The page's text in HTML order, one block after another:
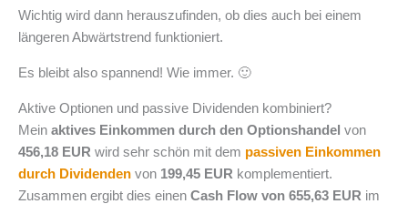
Wichtig wird dann herauszufinden, ob dies auch bei einem
längeren Abwärtstrend funktioniert.
Es bleibt also spannend! Wie immer. 🙂
Aktive Optionen und passive Dividenden kombiniert?
Mein aktives Einkommen durch den Optionshandel von
456,18 EUR wird sehr schön mit dem passiven Einkommen
durch Dividenden von 199,45 EUR komplementiert.
Zusammen ergibt dies einen Cash Flow von 655,63 EUR im